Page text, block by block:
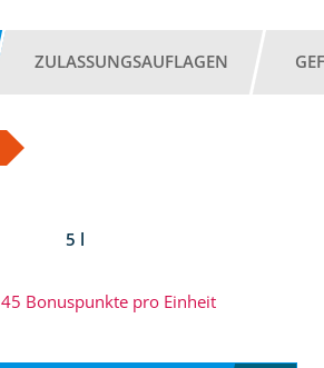
ZULASSUNGSAUFLAGEN
5 l
45 Bonuspunkte pro Einheit